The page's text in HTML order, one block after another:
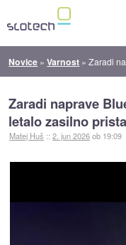
Novice »Varnost »Zaradi
Zaradi naprave
letalo zasilno
Matej Huš ::2. jun 2026ob 19:09